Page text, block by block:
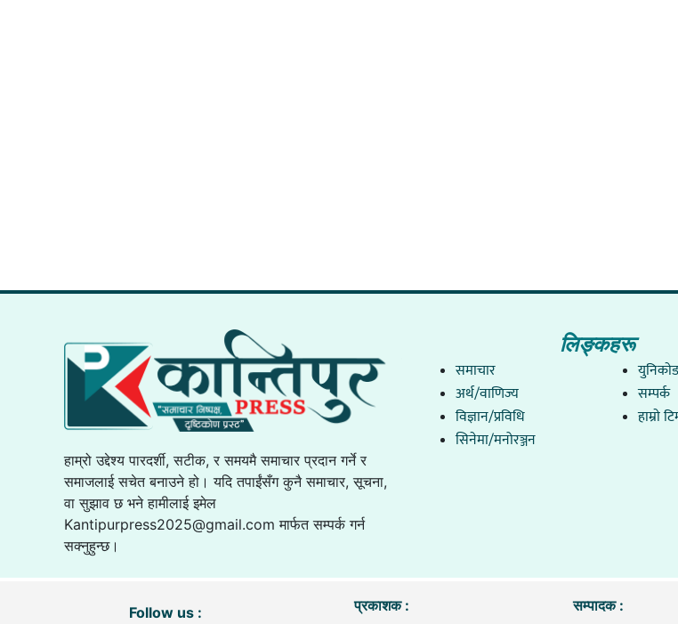
हाम्रो उद्देश्य पारदर्शी, सटीक, र समयमै समाचार प्रदान गर्ने र
समाजलाई सचेत बनाउने हो। यदि तपाईंसँग कुनै समाचार, सूचना,
वा सुझाव छ भने हामीलाई इमेल
Kantipurpress2025@gmail.com मार्फत सम्पर्क गर्न
सक्नुहुन्छ।
लिङ्कहरू
समाचार
अर्थ/वाणिज्य
विज्ञान/प्रविधि
सिनेमा/मनोरञ्जन
युनिकाेड
सम्पर्क
हाम्राे
Follow us :
प्रकाशक :
सम्पादक :